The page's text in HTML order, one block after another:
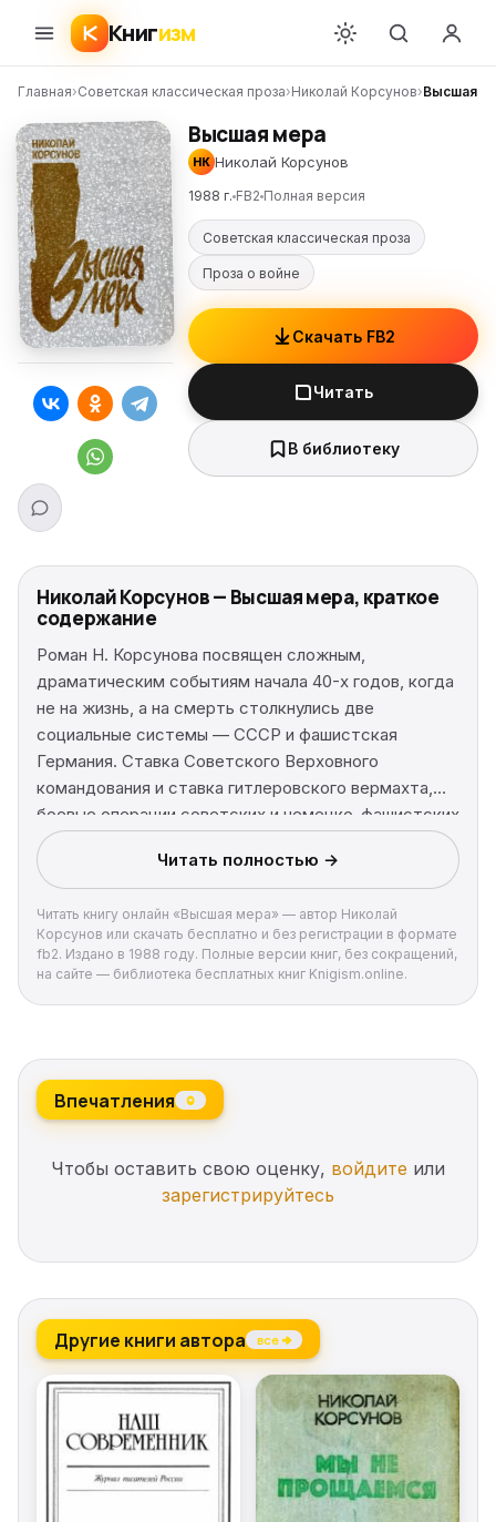
Книгизм
Главная›Советская классическая проза›Николай Корсунов›Высшая
Высшая мера
НК Николай Корсунов
1988 г. FB2 Полная версия
Советская классическая проза
Проза о войне
Скачать FB2
Читать
В библиотеку
Николай Корсунов — Высшая мера, краткое
содержание
Роман Н. Корсунова посвящен сложным,
драматическим событиям начала 40-х годов, когда
не на жизнь, а на смерть столкнулись две
социальные системы — СССР и фашистская
Германия. Ставка Советского Верховного
командования и ставка гитлеровского вермахта,
боевые операции советских и немецко-фашистских
войск, приуральский поселок Излучный и немецкая
деревня Кляйнвальд — вот место действия главных
персонажей произведения. На изломе истории
выявляется их нравственная, социальная,
общечеловеческая сущность.
Читать полностью →
Читать книгу онлайн «Высшая мера» — автор Николай
Корсунов или скачать бесплатно и без регистрации в формате
fb2. Издано в 1988 году. Полные версии книг, без сокращений,
на сайте — библиотека бесплатных книг Knigism.online.
Впечатления 0
Чтобы оставить свою оценку, войдите или
зарегистрируйтесь
Другие книги автора все →